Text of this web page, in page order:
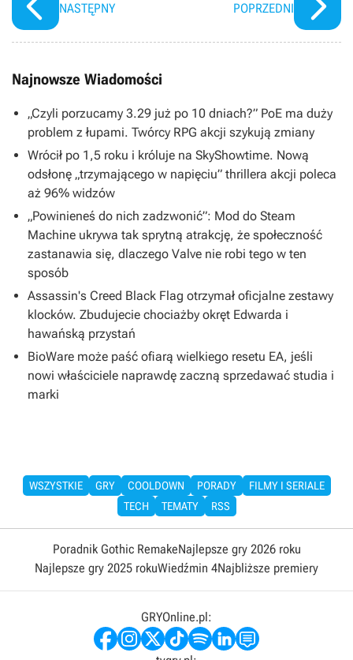
NASTĘPNY POPRZEDNI
Najnowsze Wiadomości
„Czyli porzucamy 3.29 już po 10 dniach?” PoE ma duży
problem z łupami. Twórcy RPG akcji szykują zmiany
Wrócił po 1,5 roku i króluje na SkyShowtime. Nową
odsłonę „trzymającego w napięciu” thrillera akcji poleca
aż 96% widzów
„Powinieneś do nich zadzwonić”: Mod do Steam
Machine ukrywa tak sprytną atrakcję, że społeczność
zastanawia się, dlaczego Valve nie robi tego w ten
sposób
Assassin's Creed Black Flag otrzymał oficjalne zestawy
klocków. Zbudujecie chociażby okręt Edwarda i
hawańską przystań
BioWare może paść ofiarą wielkiego resetu EA, jeśli
nowi właściciele naprawdę zaczną sprzedawać studia i
marki
WSZYSTKIE GRY COOLDOWN PORADY
FILMY I SERIALE
TECH
TEMATY RSS
Poradnik Gothic RemakeNajlepsze gry 2026 roku
Najlepsze gry 2025 rokuWiedźmin 4Najbliższe premiery
GRYOnline.pl: